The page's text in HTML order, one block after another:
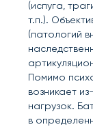
(испуга,
т.п.).
(патологий
Помимо
возникает
нагрузок.
в